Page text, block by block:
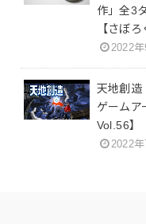
作」全3
【さぼ
2022年
天地創造
ゲームア
Vol.56】
2022年